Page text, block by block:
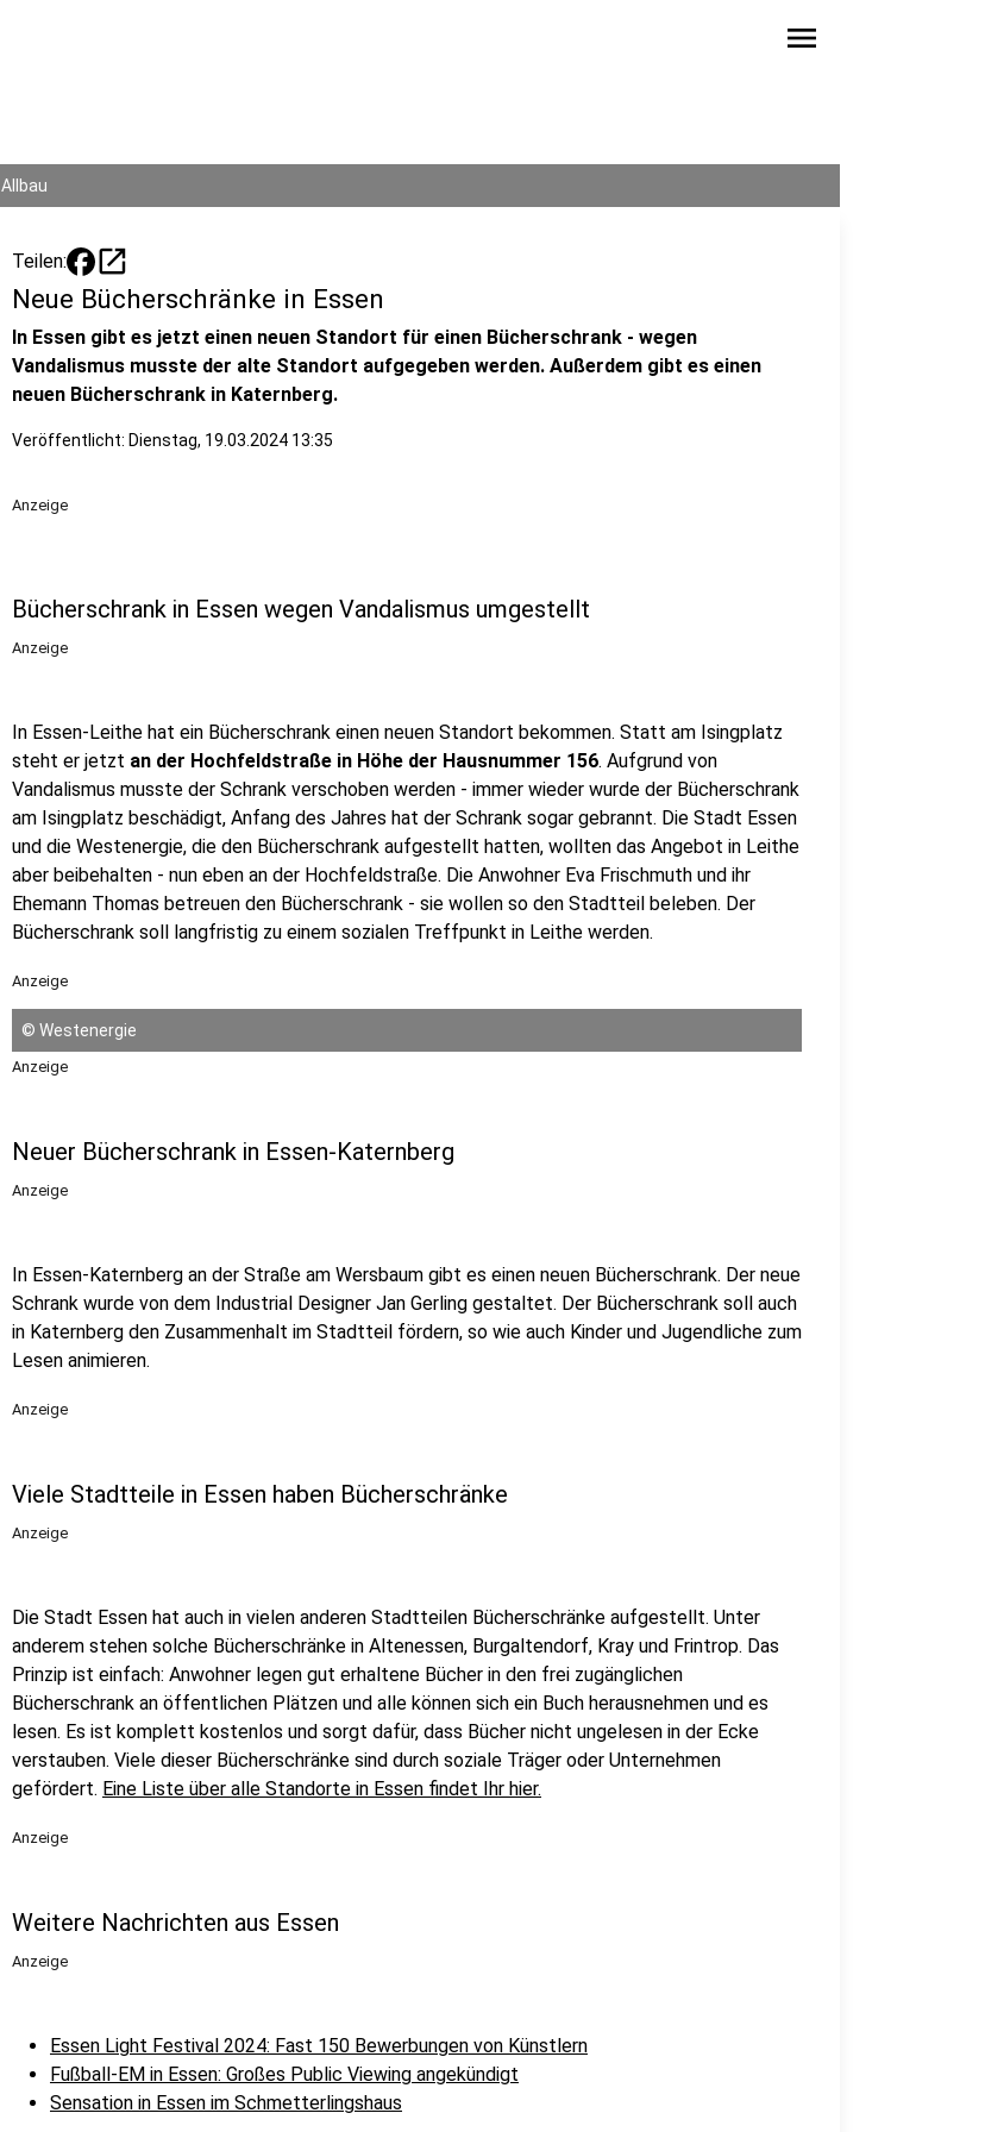
menu
Allbau
Teilen: open_in_new
Neue Bücherschränke in Essen
In Essen gibt es jetzt einen neuen Standort für einen Bücherschrank - wegen
Vandalismus musste der alte Standort aufgegeben werden. Außerdem gibt es einen
neuen Bücherschrank in Katernberg.
Veröffentlicht: Dienstag, 19.03.2024 13:35
Anzeige
Bücherschrank in Essen wegen Vandalismus umgestellt
Anzeige
In Essen-Leithe hat ein Bücherschrank einen neuen Standort bekommen. Statt am Isingplatz
steht er jetzt an der Hochfeldstraße in Höhe der Hausnummer 156. Aufgrund von
Vandalismus musste der Schrank verschoben werden - immer wieder wurde der Bücherschrank
am Isingplatz beschädigt, Anfang des Jahres hat der Schrank sogar gebrannt. Die Stadt Essen
und die Westenergie, die den Bücherschrank aufgestellt hatten, wollten das Angebot in Leithe
aber beibehalten - nun eben an der Hochfeldstraße. Die Anwohner Eva Frischmuth und ihr
Ehemann Thomas betreuen den Bücherschrank - sie wollen so den Stadtteil beleben. Der
Bücherschrank soll langfristig zu einem sozialen Treffpunkt in Leithe werden.
Anzeige
© Westenergie
Anzeige
Neuer Bücherschrank in Essen-Katernberg
Anzeige
In Essen-Katernberg an der Straße am Wersbaum gibt es einen neuen Bücherschrank. Der neue
Schrank wurde von dem Industrial Designer Jan Gerling gestaltet. Der Bücherschrank soll auch
in Katernberg den Zusammenhalt im Stadtteil fördern, so wie auch Kinder und Jugendliche zum
Lesen animieren.
Anzeige
Viele Stadtteile in Essen haben Bücherschränke
Anzeige
Die Stadt Essen hat auch in vielen anderen Stadtteilen Bücherschränke aufgestellt. Unter
anderem stehen solche Bücherschränke in Altenessen, Burgaltendorf, Kray und Frintrop. Das
Prinzip ist einfach: Anwohner legen gut erhaltene Bücher in den frei zugänglichen
Bücherschrank an öffentlichen Plätzen und alle können sich ein Buch herausnehmen und es
lesen. Es ist komplett kostenlos und sorgt dafür, dass Bücher nicht ungelesen in der Ecke
verstauben. Viele dieser Bücherschränke sind durch soziale Träger oder Unternehmen
gefördert. Eine Liste über alle Standorte in Essen findet Ihr hier.
Anzeige
Weitere Nachrichten aus Essen
Anzeige
Essen Light Festival 2024: Fast 150 Bewerbungen von Künstlern
Fußball-EM in Essen: Großes Public Viewing angekündigt
Sensation in Essen im Schmetterlingshaus